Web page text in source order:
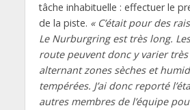
tâche inhabituelle : effectuer le
de la piste. « C’était pour des
Le Nurburgring est très long.
route peuvent donc y varier
alternant zones sèches et
tempérées. J’ai donc reporté
autres membres de l’équipe